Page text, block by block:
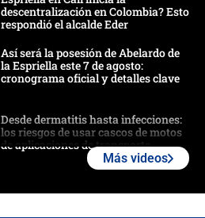
descentralización en Colombia? Esto
respondió el alcalde Eder
Así será la posesión de Abelardo de
la Espriella este 7 de agosto:
cronograma oficial y detalles clave
Desde dermatitis hasta infecciones:
los riesgos de usar cascos de motos
de aplicaciones de transporte
Más videos